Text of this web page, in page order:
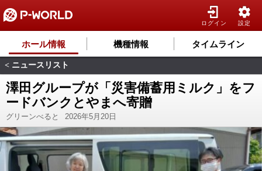
ログイン 設定
ホール情報 機種情報 タイムライン
< ニュースリスト
澤田グループが「災害備蓄用ミルク」をフ
ードバンクとやまへ寄贈
グリーンべると 2026年5月20日